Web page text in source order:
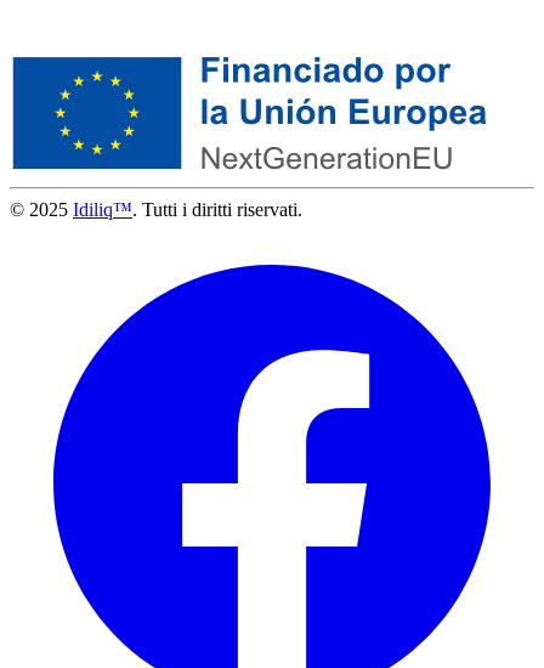
© 2025 Idiliq™. Tutti i diritti riservati.